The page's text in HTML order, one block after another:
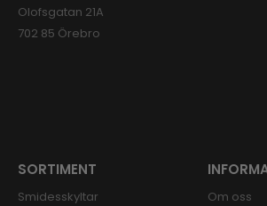
Olofsgatan 21A
702 85 Örebro
SORTIMENT
Smidesskyltar
Om oss